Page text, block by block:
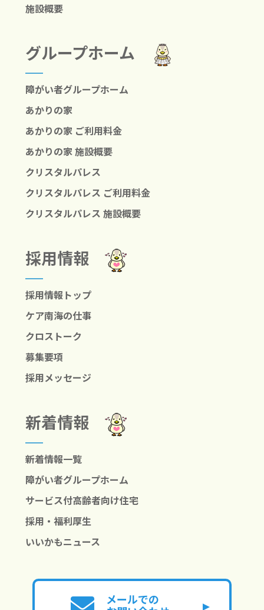
施設概要
グループホーム
障がい者グループホーム
あかりの家
あかりの家 ご利用料金
あかりの家 施設概要
クリスタルパレス
クリスタルパレス ご利用料金
クリスタルパレス 施設概要
採用情報
採用情報トップ
ケア南海の仕事
クロストーク
募集要項
採用メッセージ
新着情報
新着情報一覧
障がい者グループホーム
サービス付高齢者向け住宅
採用・福利厚生
いいかもニュース
メールでの